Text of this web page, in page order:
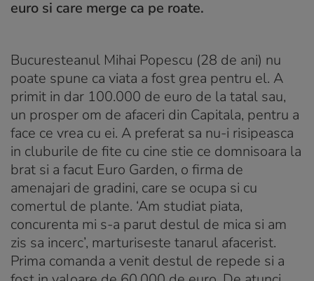
euro si care merge ca pe roate.
Bucuresteanul Mihai Popescu (28 de ani) nu
poate spune ca viata a fost grea pentru el. A
primit in dar 100.000 de euro de la tatal sau,
un prosper om de afaceri din Capitala, pentru a
face ce vrea cu ei. A preferat sa nu-i risipeasca
in cluburile de fite cu cine stie ce domnisoara la
brat si a facut Euro Garden, o firma de
amenajari de gradini, care se ocupa si cu
comertul de plante. ‘Am studiat piata,
concurenta mi s-a parut destul de mica si am
zis sa incerc’, marturiseste tanarul afacerist.
Prima comanda a venit destul de repede si a